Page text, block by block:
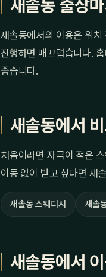
새솔동 출장
새솔동에서의 이용은 위
진행하면 매끄럽습니다.
좋습니다.
새솔동에서
처음이라면 자극이 적은
이동 없이 받고 싶다면 새
새솔동 스웨디시 새솔
새솔동에서